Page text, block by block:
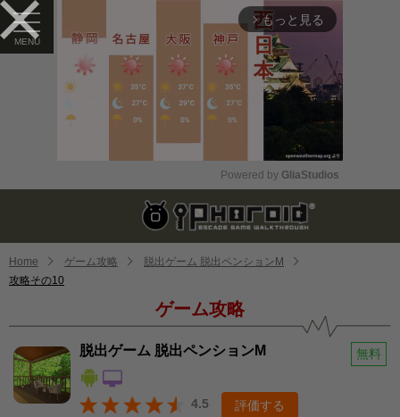
arrow_forward_ios もっと見る
Mute
Powered by GliaStudios
Home ゲーム攻略
脱出ゲーム 脱出ペンションM
攻略その10
ゲーム攻略
脱出ゲーム 脱出ペンションM 無料
4.5 評価する